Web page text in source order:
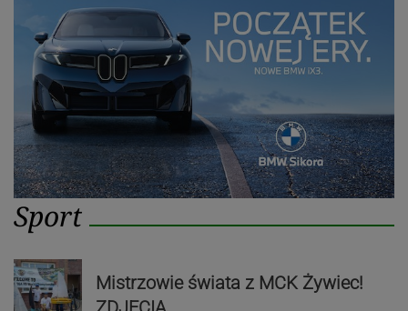
Sport
Mistrzowie świata z MCK Żywiec!